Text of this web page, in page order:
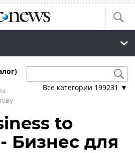
Все категории 199231 ▼
to
Бизнес для